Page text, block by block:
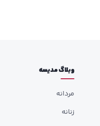
وبلاگ مدیسه
مردانه
زنانه